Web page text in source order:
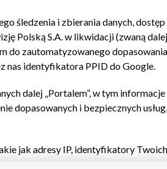
Pomoc Biuro reklamy Kontakt
śledzenia i zbierania danych,
Polską S.A. w likwidacji (zwaną
do zautomatyzowanego
nas identyfikatora PPID do Google.
dalej „Portalem”, w tym
dopasowanych i bezpiecznych
jak adresy IP, identyfikatory